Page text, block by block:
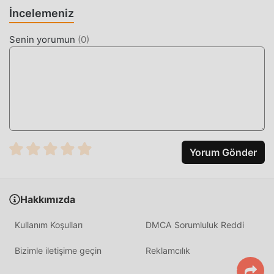
İncelemeniz
Senin yorumun (0)
Yorum Gönder
Hakkımızda
Kullanım Koşulları DMCA Sorumluluk Reddi
Bizimle iletişime geçin Reklamcılık